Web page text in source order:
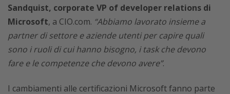
Sandquist, corporate VP of developer relations di
Microsoft, a CIO.com. “Abbiamo lavorato insieme a
partner di settore e aziende utenti per capire quali
sono i ruoli di cui hanno bisogno, i task che devono
fare e le competenze che devono avere”.
I cambiamenti alle certificazioni Microsoft fanno parte